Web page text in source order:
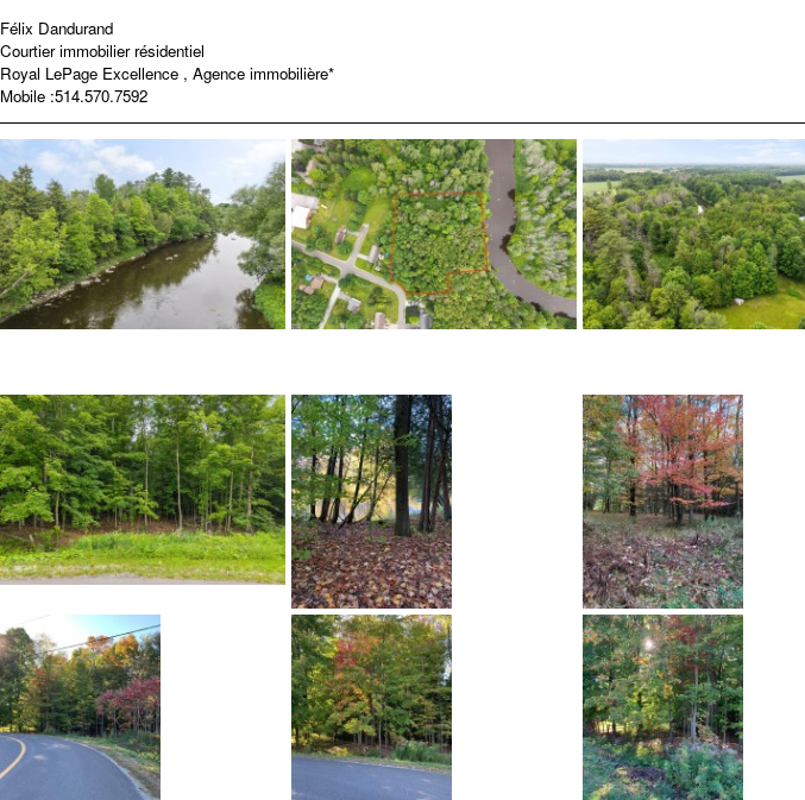
Félix Dandurand
Courtier immobilier résidentiel
Royal LePage Excellence , Agence immobilière*
Mobile :514.570.7592